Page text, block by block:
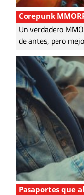
Corepunk
Un verdadero
de antes, pero
Pasaportes que